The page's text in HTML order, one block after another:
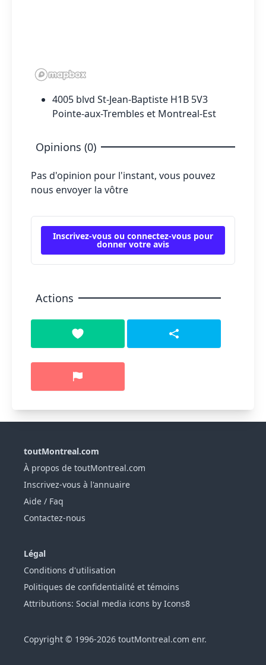
4005 blvd St-Jean-Baptiste H1B 5V3
Pointe-aux-Trembles et Montreal-Est
Opinions (0)
Pas d'opinion pour l'instant, vous pouvez
nous envoyer la vôtre
Inscrivez-vous ou connectez-vous pour
donner votre avis
Actions
toutMontreal.com
À propos de toutMontreal.com
Inscrivez-vous à l'annuaire
Aide / Faq
Contactez-nous
Légal
Conditions d'utilisation
Politiques de confidentialité et témoins
Attributions: Social media icons by Icons8
Copyright © 1996-2026 toutMontreal.com enr.